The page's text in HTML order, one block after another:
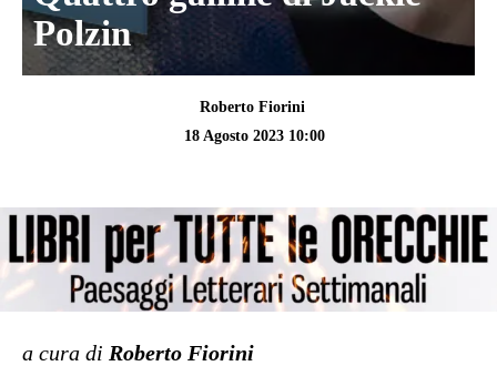
Polzin
Roberto Fiorini
18 Agosto 2023 10:00
a cura di Roberto Fiorini